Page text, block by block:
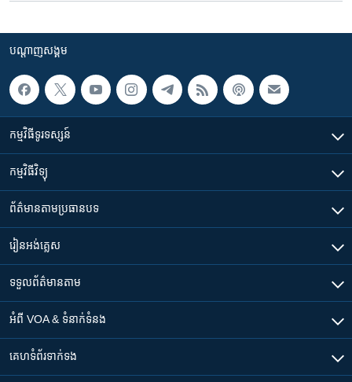
បណ្តាញ​សង្គម
កម្មវិធី​ទូរទស្សន៍
កម្មវិធី​វិទ្យុ
ព័ត៌មាន​តាមប្រធានបទ​
រៀន​​អង់គ្លេស
ទទួល​ព័ត៌មាន​តាម
អំពី​ VOA & ទំនាក់ទំនង
គេហទំព័រ​​ទាក់ទង